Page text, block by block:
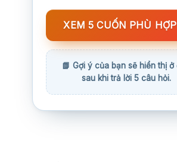
XEM 5 CUỐN PHÙ HỢP